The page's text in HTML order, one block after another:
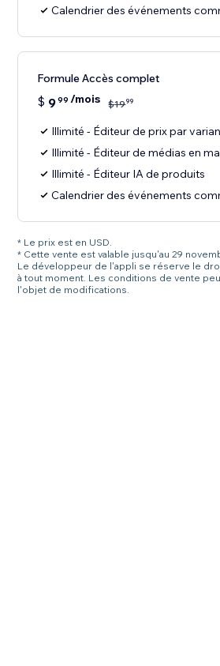
Calendrier des événements
Formule Accès complet
$ 999 /mois $1999
Illimité - Éditeur de prix par
Illimité - Éditeur de médias en
Illimité - Éditeur IA de produits
Calendrier des événements
* Le prix est en USD.
* Cette vente est valable jusqu'au 29
Le développeur de l'appli se réserve le
à tout moment. Les conditions de vente
l'objet de modifications.